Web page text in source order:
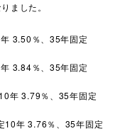
ました。
3.50％、35年固定
3.84％、35年固定
年 3.79％、35年固定
10年 3.76％、35年固定